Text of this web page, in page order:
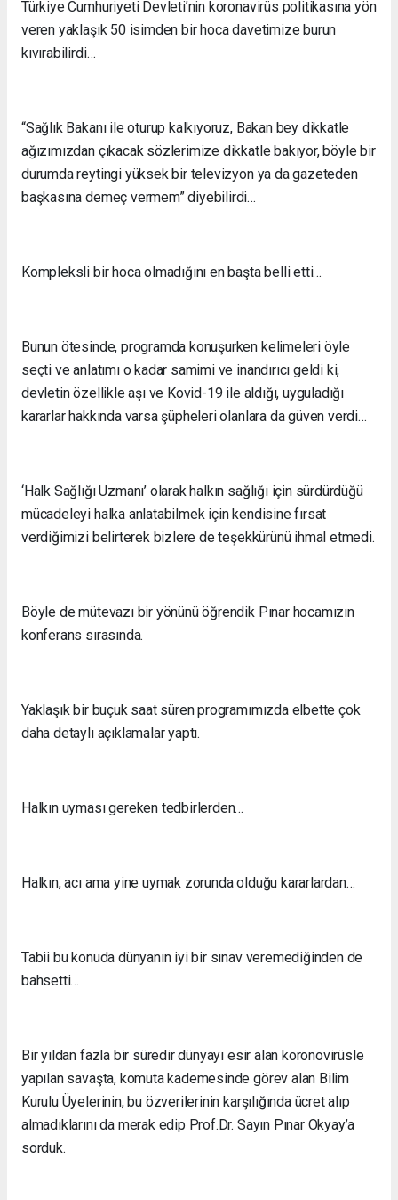
Türkiye Cumhuriyeti Devleti’nin koronavirüs politikasına yön
veren yaklaşık 50 isimden bir hoca davetimize burun
kıvırabilirdi…
“Sağlık Bakanı ile oturup kalkıyoruz, Bakan bey dikkatle
ağızımızdan çıkacak sözlerimize dikkatle bakıyor, böyle bir
durumda reytingi yüksek bir televizyon ya da gazeteden
başkasına demeç vermem” diyebilirdi…
Kompleksli bir hoca olmadığını en başta belli etti…
Bunun ötesinde, programda konuşurken kelimeleri öyle
seçti ve anlatımı o kadar samimi ve inandırıcı geldi ki,
devletin özellikle aşı ve Kovid-19 ile aldığı, uyguladığı
kararlar hakkında varsa şüpheleri olanlara da güven verdi…
‘Halk Sağlığı Uzmanı’ olarak halkın sağlığı için sürdürdüğü
mücadeleyi halka anlatabilmek için kendisine fırsat
verdiğimizi belirterek bizlere de teşekkürünü ihmal etmedi.
Böyle de mütevazı bir yönünü öğrendik Pınar hocamızın
konferans sırasında.
Yaklaşık bir buçuk saat süren programımızda elbette çok
daha detaylı açıklamalar yaptı.
Halkın uyması gereken tedbirlerden…
Halkın, acı ama yine uymak zorunda olduğu kararlardan…
Tabii bu konuda dünyanın iyi bir sınav veremediğinden de
bahsetti…
Bir yıldan fazla bir süredir dünyayı esir alan koronovirüsle
yapılan savaşta, komuta kademesinde görev alan Bilim
Kurulu Üyelerinin, bu özverilerinin karşılığında ücret alıp
almadıklarını da merak edip Prof.Dr. Sayın Pınar Okyay’a
sorduk.